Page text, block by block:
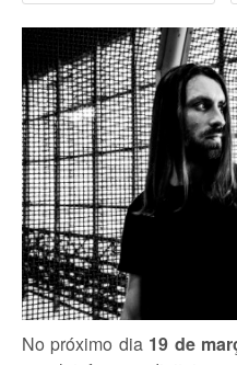
No próximo dia 19 de